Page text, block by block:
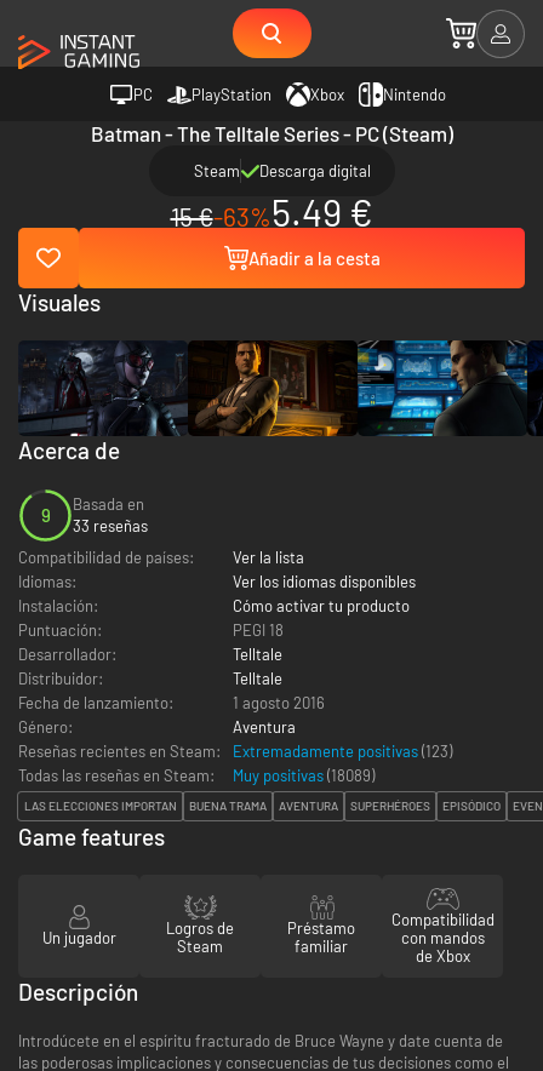
PC PlayStation Xbox Nintendo
Batman - The Telltale Series - PC (Steam)
Steam Descarga digital
15 €-63%5.49 €
Añadir a la cesta
Acerca de
9
Basada en
33 reseñas
Compatibilidad de países:
Ver la lista
Idiomas:
Ver los idiomas disponibles
Instalación:
Cómo activar tu producto
Puntuación:
PEGI 18
Desarrollador:
Telltale
Distribuidor:
Telltale
Fecha de lanzamiento:
1 agosto 2016
Género:
Aventura
Reseñas recientes en Steam:
Extremadamente positivas(123)
Todas las reseñas en Steam:
Muy positivas(18089)
LAS ELECCIONES IMPORTAN BUENA TRAMA AVENTURA SUPERHÉROES EPISÓDICO
Visuales
Game features
Un jugador
Logros de
Steam
Préstamo
familiar
Compatibilidad
con mandos
de Xbox
Descripción
Introdúcete en el espíritu fracturado de Bruce Wayne y date cuenta de
las poderosas implicaciones y consecuencias de tus decisiones como el